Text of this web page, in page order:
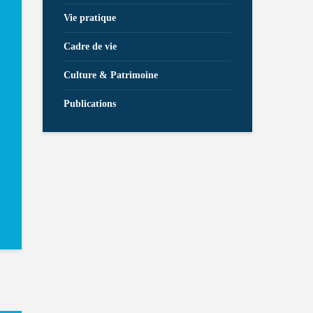
Vie pratique
Cadre de vie
Culture & Patrimoine
Publications